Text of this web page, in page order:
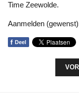
Time Zeewolde.
Aanmelden
f Deel